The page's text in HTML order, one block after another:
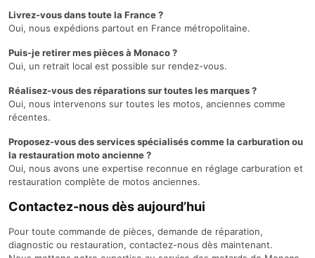
Livrez-vous dans toute la France ?
Oui, nous expédions partout en France métropolitaine.
Puis-je retirer mes pièces à Monaco ?
Oui, un retrait local est possible sur rendez-vous.
Réalisez-vous des réparations sur toutes les marques ?
Oui, nous intervenons sur toutes les motos, anciennes comme
récentes.
Proposez-vous des services spécialisés comme la carburation ou
la restauration moto ancienne ?
Oui, nous avons une expertise reconnue en réglage carburation et
restauration complète de motos anciennes.
Contactez-nous dès aujourd’hui
Pour toute commande de pièces, demande de réparation,
diagnostic ou restauration, contactez-nous dès maintenant.